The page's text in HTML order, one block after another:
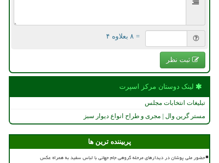
= ۸ بعلاوه ۴
ثبت نظر
لینک دوستان مركز اسپرت
تبلیغات انتخابات مجلس
مستر گرین وال | مجری و طراح انواع دیوار سبز
پربیننده ترین ها
حضور ملی پوشان در دیدارهای مرحله گروهی جام جهانی با لباس سفید به همراه عکس